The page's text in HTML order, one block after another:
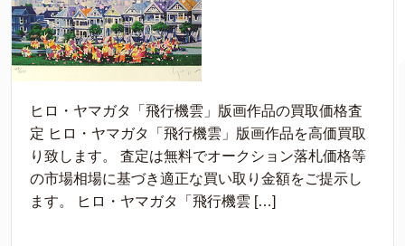
ヒロ・ヤマガタ「飛行機雲」版画作品の買取価格査
定 ヒロ・ヤマガタ「飛行機雲」版画作品を高価買取
り致します。 査定は無料でオークション落札価格等
の市場相場に基づき適正な買い取り金額をご提示し
ます。 ヒロ・ヤマガタ「飛行機雲 […]